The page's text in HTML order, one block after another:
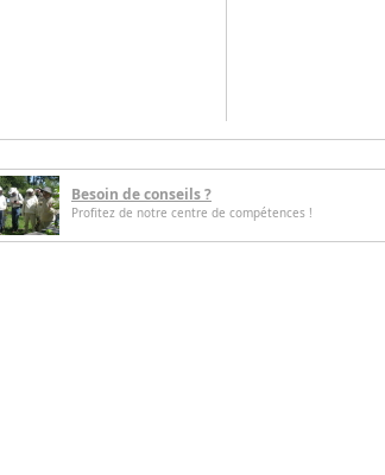
Besoin de conseils ?
Profitez de notre centre de compétences !